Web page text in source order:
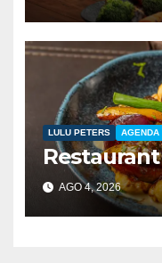
LULU PETERS AGENDA
AGO 4, 2026